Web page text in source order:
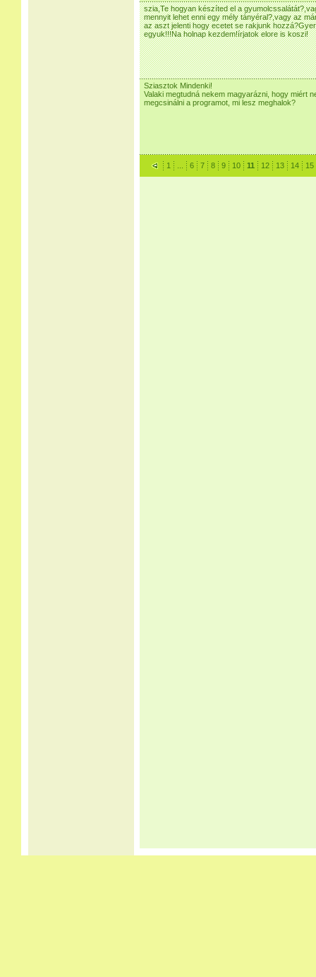
szia,Te hogyan készíted el a
mennyit lehet enni egy mély tányéral?,vagy az
az aszt jelenti hogy ecetet se rakjunk
egyuk!!!Na holnap kezdem!írjatok elore is koszi!
Sziasztok Mindenki!
Valaki megtudná nekem magyarázni, hogy miért
megcsinálni a programot, mi lesz meghalok?
1 6 7 8 9 10 11 12 13 14 15